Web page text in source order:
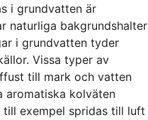
i grundvatten är
naturliga bakgrundshalter
i grundvatten tyder
Vissa typer av
till mark och vatten
aromatiska kolväten
till exempel spridas till luft